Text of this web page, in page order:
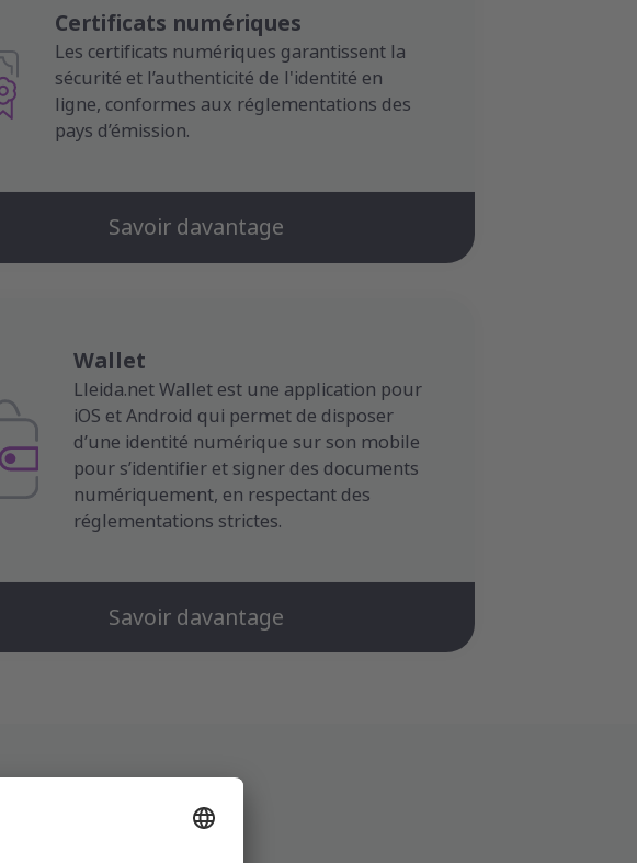
Certificats numériques
Les certificats numériques garantissent la
sécurité et l’authenticité de l'identité en
ligne, conformes aux réglementations des
pays d’émission.
Savoir davantage
Wallet
Lleida.net Wallet est une application pour
iOS et Android qui permet de disposer
d’une identité numérique sur son mobile
pour s’identifier et signer des documents
numériquement, en respectant des
réglementations strictes.
Savoir davantage